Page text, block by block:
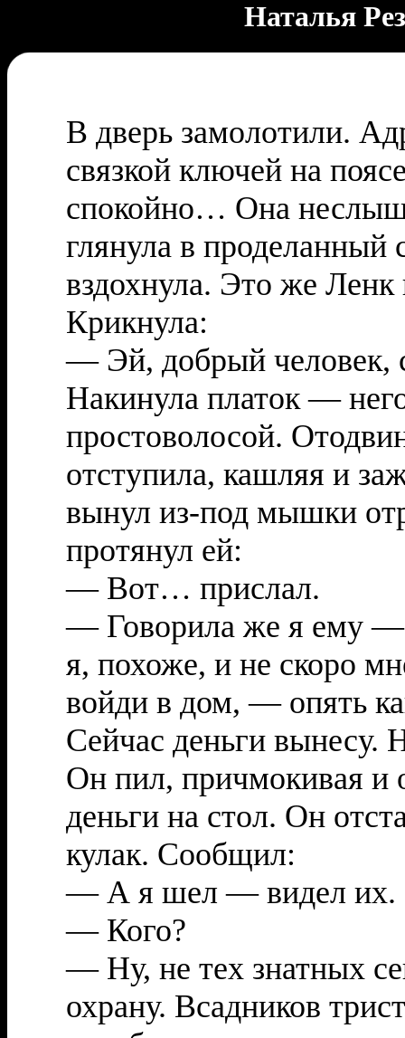
Наталья
В дверь замолотили.
связкой ключей на
спокойно… Она
глянула в проделанный
вздохнула. Это же Ленк
Крикнула:
— Эй, добрый человек,
Накинула платок —
простоволосой.
отступила, кашляя и
вынул из-под мышки
протянул ей:
— Вот… прислал.
— Говорила же я ему —
я, похоже, и не скоро
войди в дом, — опять
Сейчас деньги вынесу.
Он пил, причмокивая и
деньги на стол. Он
кулак. Сообщил:
— А я шел — видел их.
— Кого?
— Ну, не тех знатных
охрану. Всадников